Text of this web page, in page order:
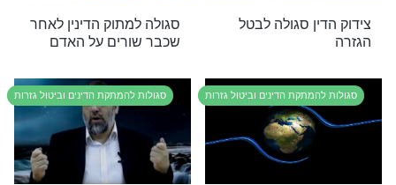
להמתקת סגולת ע"ב שמות הקודש
הדינים וביטול גזרות סגולות להמתקת הדינים וביטול גזרות